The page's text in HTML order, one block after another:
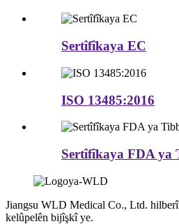
Sertîfîkaya EC
ISO 13485:2016
Sertîfîkaya FDA ya
Jiangsu WLD Medical Co., Ltd.
kelûpelên bijîşkî ye.